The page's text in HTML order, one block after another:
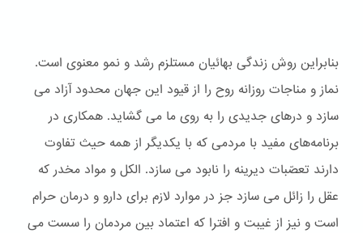
بنابراین روش زندگی بهائیان مستلزم رشد و نمو معنوی است.
نماز و مناجات روزانه روح را از قیود این جهان محدود آزاد می
سازد و درهای جدیدی را به روی ما می گشاید. همکاری در
برنامه‌های مفید با مردمی که با یکدیگر از همه حیث تفاوت
دارند تعصّبات دیرینه را نابود می سازد. الكل و مواد مخدر که
عقل را زائل می سازد جز در موارد لازم برای دارو و درمان حرام
است و نیز از غیبت و افترا که اعتماد بین مردمان را سست می